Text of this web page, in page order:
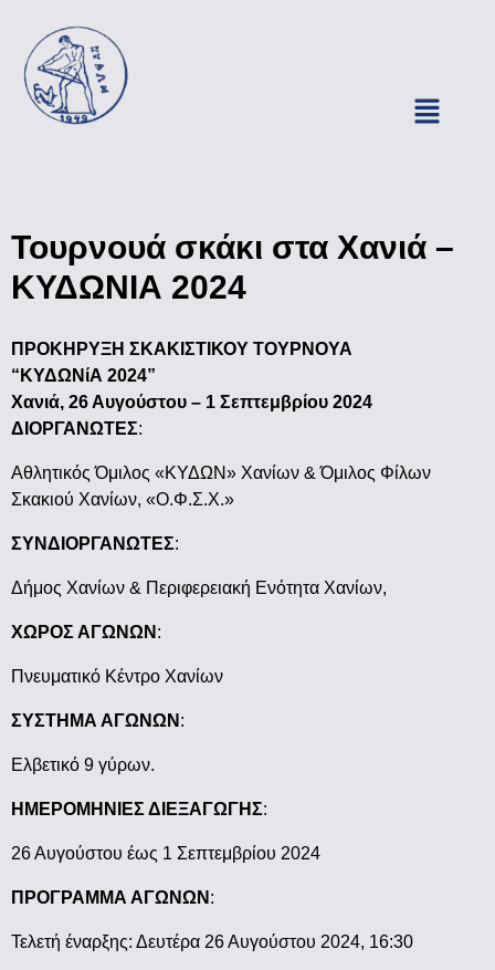
Τουρνουά σκάκι στα Χανιά –
ΚΥΔΩΝΙΑ 2024
ΠΡΟΚΗΡΥΞΗ ΣΚΑΚΙΣΤΙΚΟΥ ΤΟΥΡΝΟΥΑ
“ΚΥΔΩΝίΑ 2024”
Χανιά, 26 Αυγούστου – 1 Σεπτεμβρίου 2024
ΔΙΟΡΓΑΝΩΤΕΣ:
Αθλητικός Όμιλος «ΚΥΔΩΝ» Χανίων & Όμιλος Φίλων
Σκακιού Χανίων, «Ο.Φ.Σ.Χ.»
ΣΥΝΔΙΟΡΓΑΝΩΤΕΣ:
Δήμος Χανίων & Περιφερειακή Ενότητα Χανίων,
ΧΩΡΟΣ ΑΓΩΝΩΝ :
Πνευματικό Κέντρο Χανίων
ΣΥΣΤΗΜΑ ΑΓΩΝΩΝ :
Ελβετικό 9 γύρων.
ΗΜΕΡΟΜΗΝΙΕΣ ΔΙΕΞΑΓΩΓΗΣ:
26 Αυγούστου έως 1 Σεπτεμβρίου 2024
ΠΡΟΓΡΑΜΜΑ ΑΓΩΝΩΝ :
Τελετή έναρξης: Δευτέρα 26 Αυγούστου 2024, 16:30